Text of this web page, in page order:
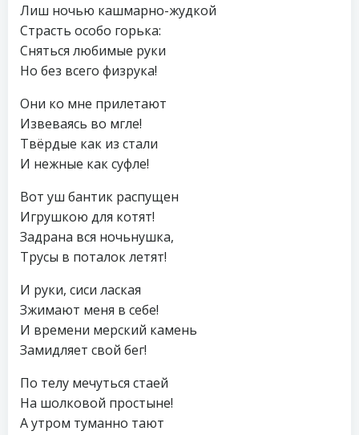
Лиш ночью кашмарно-жудкой
Страсть особо горька:
Сняться любимые руки
Но без всего физрука!
Они ко мне прилетают
Извеваясь во мгле!
Твёрдые как из стали
И нежные как суфле!
Вот уш бантик распущен
Игрушкою для котят!
Задрана вся ночьнушка,
Трусы в поталок летят!
И руки, сиси лаская
Зжимают меня в себе!
И времени мерский камень
Замидляет свой бег!
По телу мечуться стаей
На шолковой простыне!
А утром туманно тают